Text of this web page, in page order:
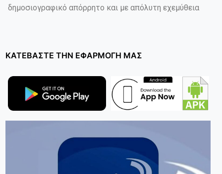
δημοσιογραφικό απόρρητο και με απόλυτη εχεμύθεια
ΚΑΤΕΒΑΣΤΕ ΤΗΝ ΕΦΑΡΜΟΓΗ ΜΑΣ